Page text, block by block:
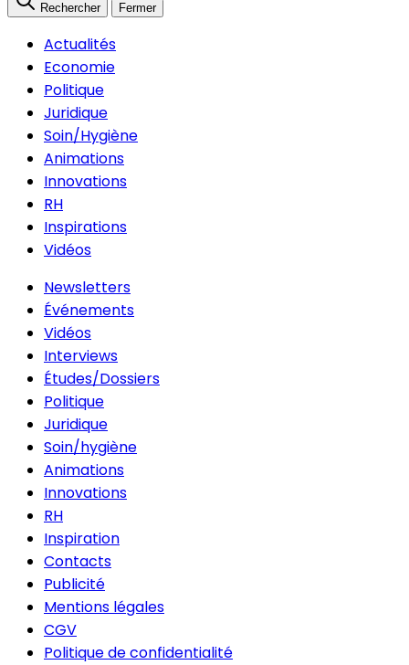
Rechercher Fermer
Actualités
Economie
Politique
Juridique
Soin/Hygiène
Animations
Innovations
RH
Inspirations
Vidéos
Newsletters
Événements
Vidéos
Interviews
Études/Dossiers
Politique
Juridique
Soin/hygiène
Animations
Innovations
RH
Inspiration
Contacts
Publicité
Mentions légales
CGV
Politique de confidentialité